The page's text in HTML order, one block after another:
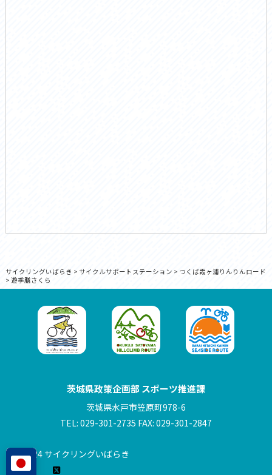
サイクリングいばらき > サイクルサポートステーション > つくば霞ヶ浦りんりんロード
> 遊季膳さくら
茨城県政策企画部 スポーツ推進課
茨城県水戸市笠原町978-6
TEL: 029-301-2735 FAX: 029-301-2847
© 2024 サイクリングいばらき